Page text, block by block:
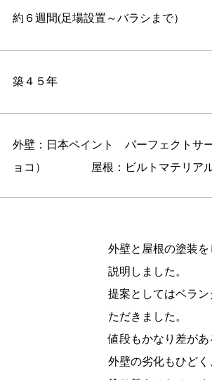
約６週間(足場設置～バラシまで）
築４５年
外壁：日本ペイント パーフェクト
ョコ） 屋根：ビルトマテリ
外壁と屋根の塗装
説明しました。
提案としてはベラ
ただきました。
値段もかなり差が
外壁の劣化もひどく